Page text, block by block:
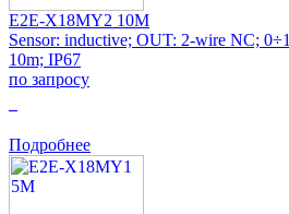
E2E-X18MY2 10M
Sensor: inductive; OUT: 2-wire NC;
10m; IP67
по запросу
Подробнее